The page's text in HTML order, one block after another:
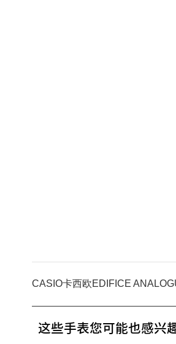
CASIO卡西欧EDIFICE
这些手表您可能也感兴